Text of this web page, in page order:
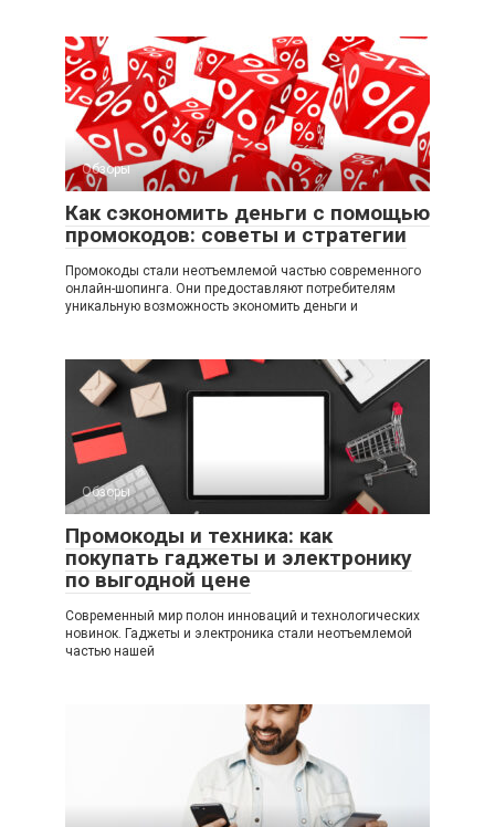
Обзоры
Как сэкономить деньги с помощью
промокодов: советы и стратегии
Промокоды стали неотъемлемой частью современного
онлайн-шопинга. Они предоставляют потребителям
уникальную возможность экономить деньги и
Обзоры
Промокоды и техника: как
покупать гаджеты и электронику
по выгодной цене
Современный мир полон инноваций и технологических
новинок. Гаджеты и электроника стали неотъемлемой
частью нашей